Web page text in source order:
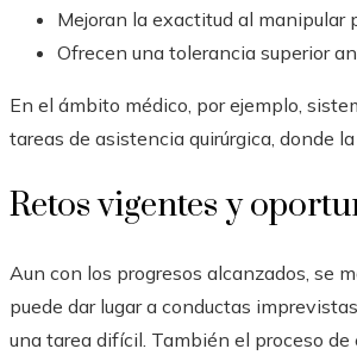
Mejoran la exactitud al manipular
Ofrecen una tolerancia superior
En el ámbito médico, por ejemplo,
tareas de asistencia quirúrgica, donde
Retos vigentes y
Aun con los progresos alcanzados, se
puede dar lugar a conductas
una tarea difícil. También el proceso